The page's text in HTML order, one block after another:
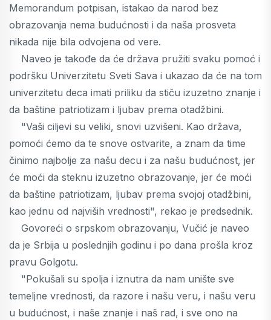
Memorandum potpisan, istakao da narod bez
obrazovanja nema budućnosti i da naša prosveta
nikada nije bila odvojena od vere.
Naveo je takođe da će država pružiti svaku pomoć i
podršku Univerzitetu Sveti Sava i ukazao da će na tom
univerzitetu deca imati priliku da stiču izuzetno znanje i
da baštine patriotizam i ljubav prema otadžbini.
"Vaši ciljevi su veliki, snovi uzvišeni. Kao država,
pomoći ćemo da te snove ostvarite, a znam da time
činimo najbolje za našu decu i za našu budućnost, jer
će moći da steknu izuzetno obrazovanje, jer će moći
da baštine patriotizam, ljubav prema svojoj otadžbini,
kao jednu od najviših vrednosti", rekao je predsednik.
Govoreći o srpskom obrazovanju, Vučić je naveo
da je Srbija u poslednjih godinu i po dana prošla kroz
pravu Golgotu.
"Pokušali su spolja i iznutra da nam unište sve
temeljne vrednosti, da razore i našu veru, i našu veru
u budućnost, i naše znanje i naš rad, i sve ono na